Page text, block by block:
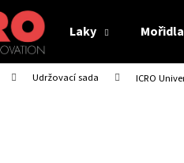
Laky Mořidla
Udržovací sada ICRO